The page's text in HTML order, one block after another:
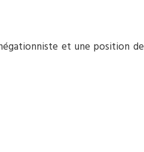
et une position de